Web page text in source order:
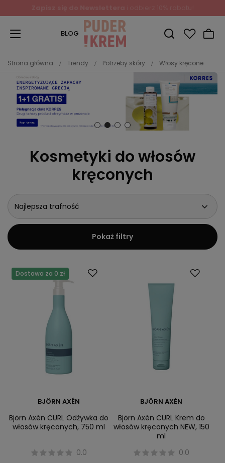
BLOG
Strona główna Trendy Potrzeby skóry Włosy kręcone
Kosmetyki do włosów
kręconych
Najlepsza trafność
Pokaż filtry
Dostawa za 0 zł
BJÖRN AXÉN
Björn Axén CURL Odżywka do
włosów kręconych, 750 ml
0.0
BJÖRN AXÉN
Björn Axén CURL Krem do
włosów kręconych NEW, 150
ml
0.0